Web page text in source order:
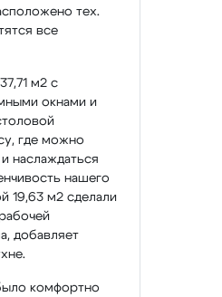
тех.
все
м2 с
окнами и
где можно
наслаждаться
нашего
19,63 м2 сделали
добавляет
комфортно